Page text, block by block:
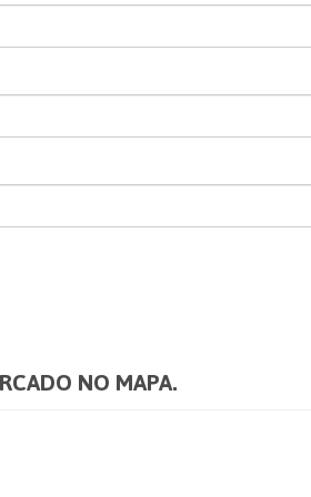
NO MAPA.